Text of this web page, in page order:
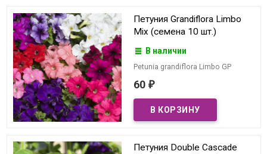
Петуния Grandiflora Limbo
Mix (семена 10 шт.)
В наличии
Petunia grandiflora Limbo GP
60 ₽
Петуния Double Cascade